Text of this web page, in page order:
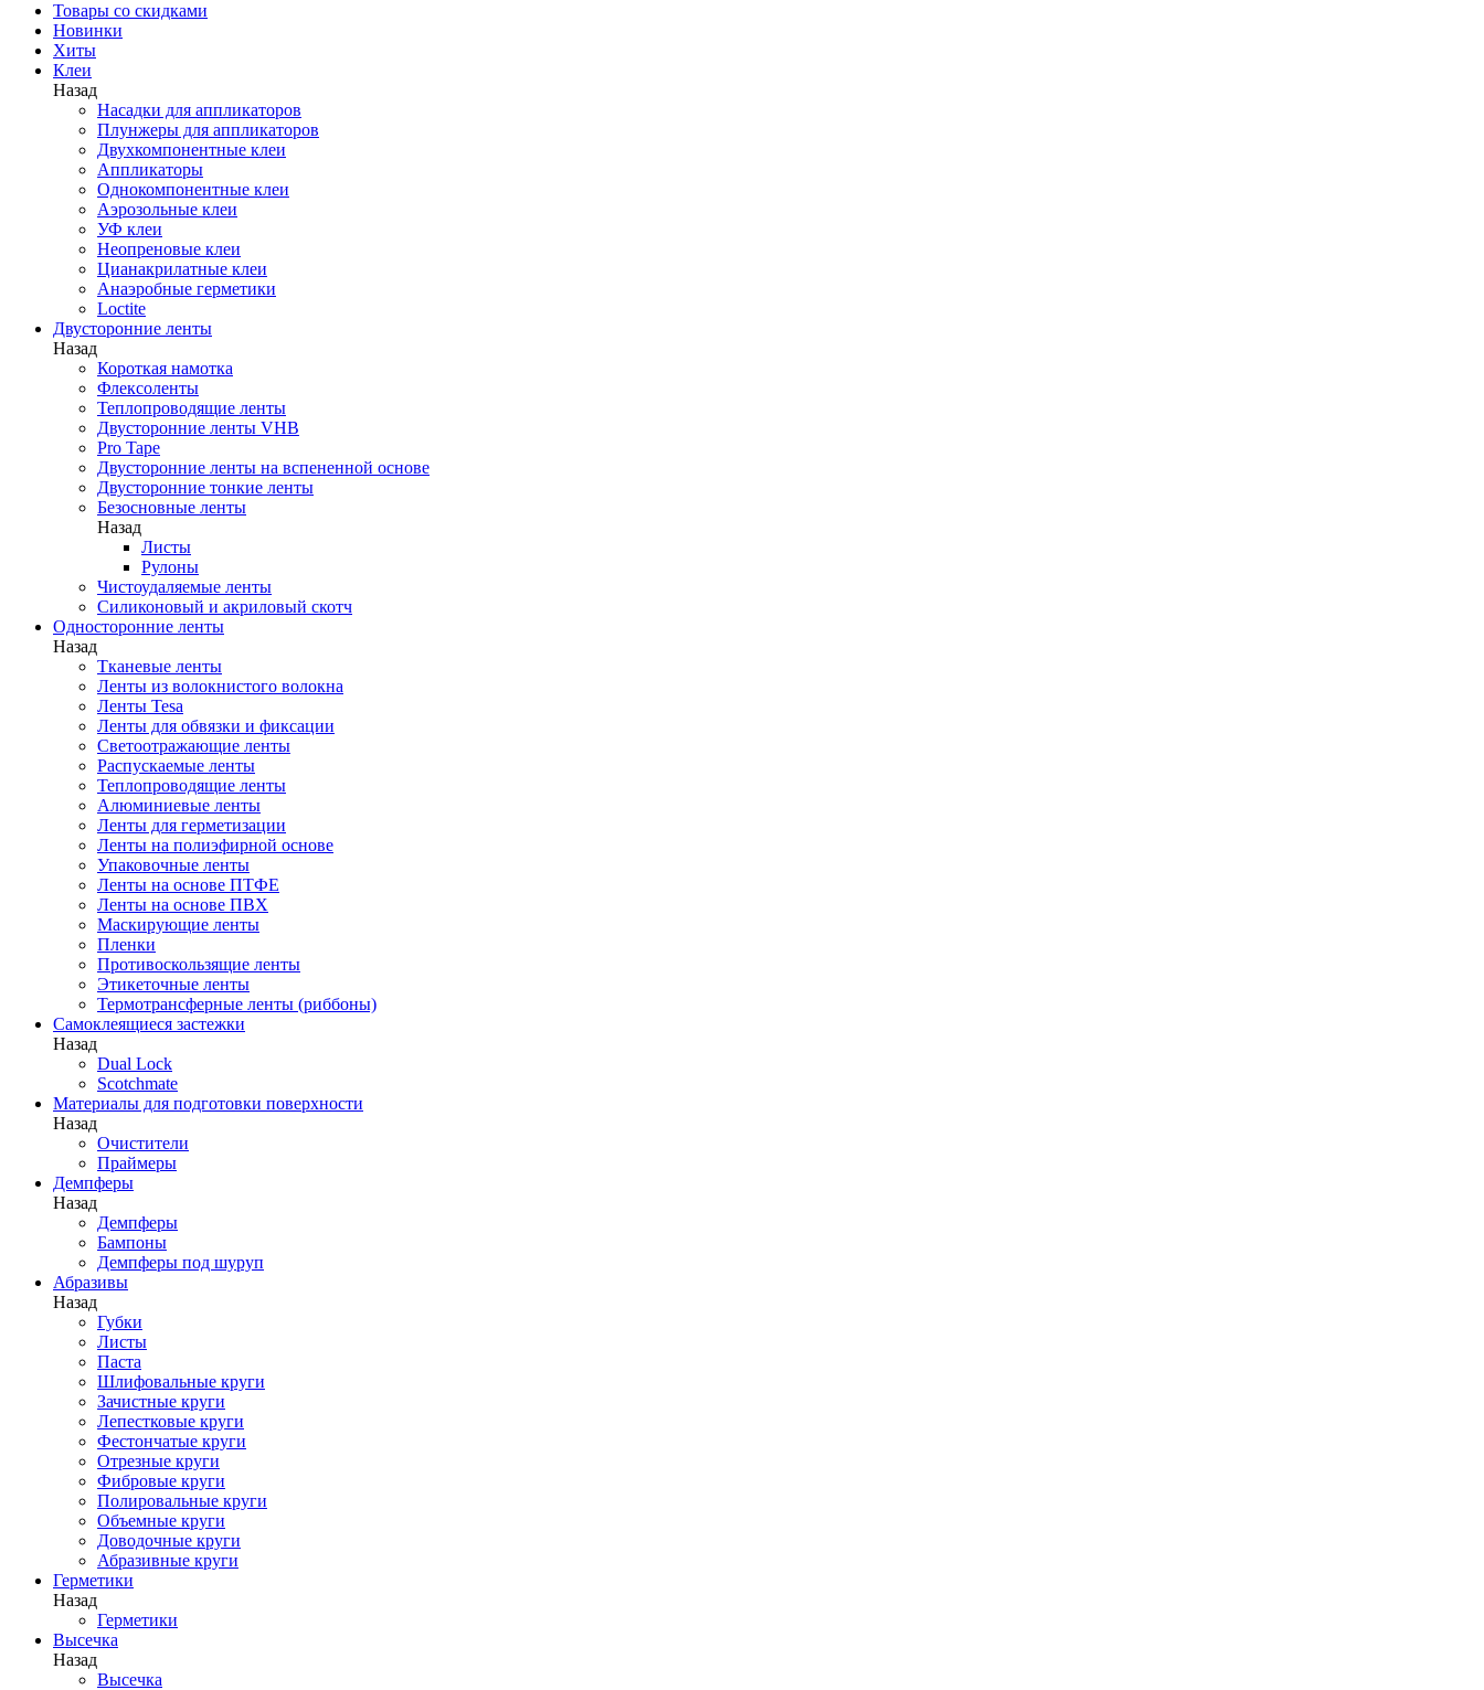
Товары со скидками
Новинки
Хиты
Клеи
Назад
Насадки для аппликаторов
Плунжеры для аппликаторов
Двухкомпонентные клеи
Аппликаторы
Однокомпонентные клеи
Аэрозольные клеи
УФ клеи
Неопреновые клеи
Цианакрилатные клеи
Анаэробные герметики
Loctite
Двусторонние ленты
Назад
Короткая намотка
Флексоленты
Теплопроводящие ленты
Двусторонние ленты VHB
Pro Tape
Двусторонние ленты на вспененной основе
Двусторонние тонкие ленты
Безосновные ленты
Назад
Листы
Рулоны
Чистоудаляемые ленты
Силиконовый и акриловый скотч
Односторонние ленты
Назад
Тканевые ленты
Ленты из волокнистого волокна
Ленты Tesa
Ленты для обвязки и фиксации
Светоотражающие ленты
Распускаемые ленты
Теплопроводящие ленты
Алюминиевые ленты
Ленты для герметизации
Ленты на полиэфирной основе
Упаковочные ленты
Ленты на основе ПТФЕ
Ленты на основе ПВХ
Маскирующие ленты
Пленки
Противоскользящие ленты
Этикеточные ленты
Термотрансферные ленты (риббоны)
Cамоклеящиеся застежки
Назад
Dual Lock
Scotchmate
Материалы для подготовки поверхности
Назад
Очистители
Праймеры
Демпферы
Назад
Демпферы
Бампоны
Демпферы под шуруп
Абразивы
Назад
Губки
Листы
Паста
Шлифовальные круги
Зачистные круги
Лепестковые круги
Фестончатые круги
Отрезные круги
Фибровые круги
Полировальные круги
Объемные круги
Доводочные круги
Абразивные круги
Герметики
Назад
Герметики
Высечка
Назад
Высечка